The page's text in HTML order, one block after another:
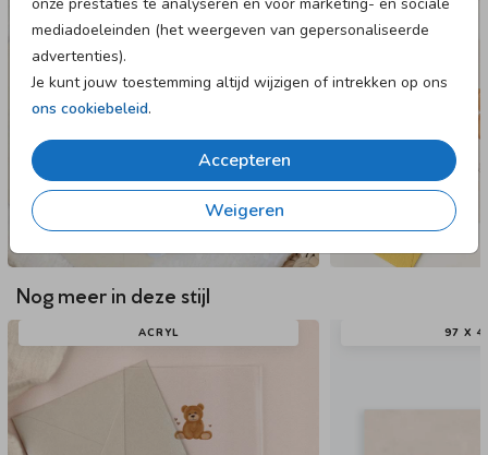
mediadoeleinden (het weergeven van gepersonaliseerde
advertenties).
Je kunt jouw toestemming altijd wijzigen of intrekken op ons
ons cookiebeleid.
Accepteren
Weigeren
Nog meer in deze stijl
ACRYL 97 X